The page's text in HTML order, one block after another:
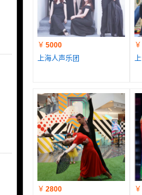
￥ 5000
上海人声乐团
￥
￥ 2800
￥